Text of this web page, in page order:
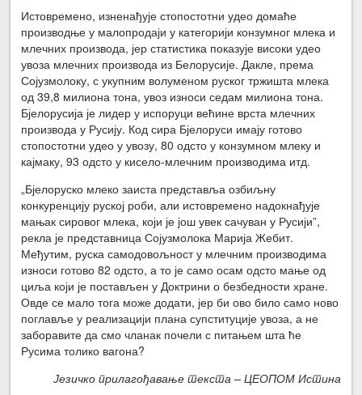
Истовремено, изненађује стопостотни удео домаће
производње у малопродаји у категорији конзумног млека и
млечних производа, јер статистика показује високи удео
увоза млечних производа из Белорусије. Дакле, према
Сојузмолоку, с укупним волуменом руског тржишта млека
од 39,8 милиона тона, увоз износи седам милиона тона.
Бјелорусија је лидер у испоруци већине врста млечних
производа у Русију. Код сира Бјелоруси имају готово
стопостотни удео у увозу, 80 одсто у конзумном млеку и
кајмаку, 93 одсто у кисело-млечним производима итд.
„Бјелоруско млеко заиста представља озбиљну
конкуренцију руској роби, али истовремено надокнађује
мањак сировог млека, који је још увек сачуван у Русији”,
рекла је представница Сојузмолока Марија Жебит.
Међутим, руска самодовољност у млечним производима
износи готово 82 одсто, а то је само осам одсто мање од
циља који је постављен у Доктрини о безбедности хране.
Овде се мало тога може додати, јер би ово било само ново
поглавље у реализацији плана супституције увоза, а не
заборавите да смо чланак почели с питањем шта ће
Русима толико вагона?
Језичко прилагођавање текста – ЦЕОПОМ Истина